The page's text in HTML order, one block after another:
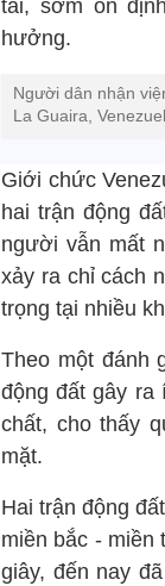
tai, sớm ổn
hưởng.
Người dân nhận
La Guaira,
Giới chức
hai trận động
người vẫn mất
xảy ra chỉ cách
trọng tại nhiều
Theo một đánh
động đất gây ra
chất, cho thấy
mặt.
Hai trận động
miền bắc - miền
giây, đến nay